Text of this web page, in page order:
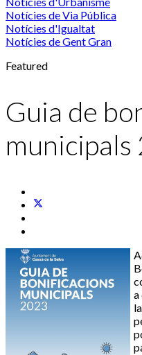
Notícies de Via Pública
Notícies d'Igualtat
Notícies de Gent Gran
Featured
Guia de
municipals
a